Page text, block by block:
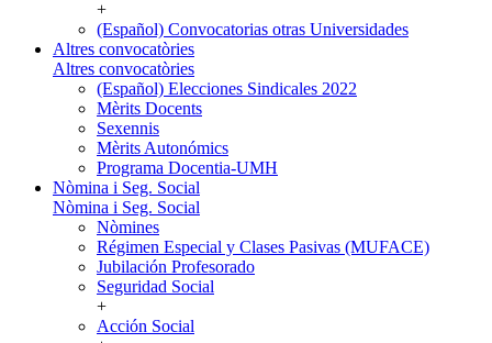
+
(Español) Convocatorias otras Universidades
Altres convocatòries
Altres convocatòries
(Español) Elecciones Sindicales 2022
Mèrits Docents
Sexennis
Mèrits Autonómics
Programa Docentia-UMH
Nòmina i Seg. Social
Nòmina i Seg. Social
Nòmines
Régimen Especial y Clases Pasivas (MUFACE)
Jubilación Profesorado
Seguridad Social
+
Acción Social